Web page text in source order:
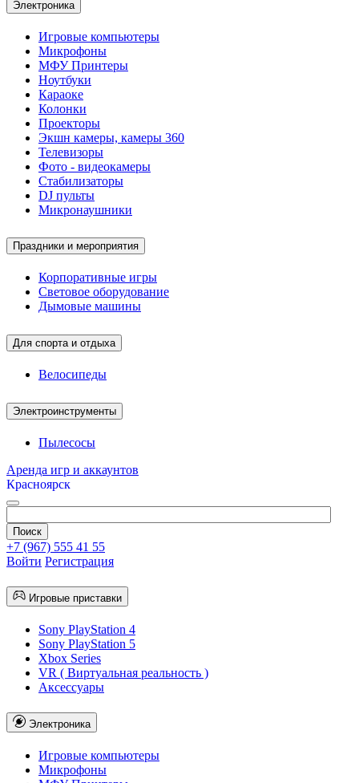
Электроника
Игровые компьютеры
Микрофоны
МФУ Принтеры
Ноутбуки
Караоке
Колонки
Проекторы
Экшн камеры, камеры 360
Телевизоры
Фото - видеокамеры
Стабилизаторы
DJ пульты
Микронаушники
Праздники и мероприятия
Корпоративные игры
Световое оборудование
Дымовые машины
Для спорта и отдыха
Велосипеды
Электроинструменты
Пылесосы
Аренда игр и аккаунтов
Красноярск
+7 (967) 555 41 55
Войти Регистрация
Игровые приставки
Sony PlayStation 4
Sony PlayStation 5
Xbox Series
VR ( Виртуальная реальность )
Аксессуары
Электроника
Игровые компьютеры
Микрофоны